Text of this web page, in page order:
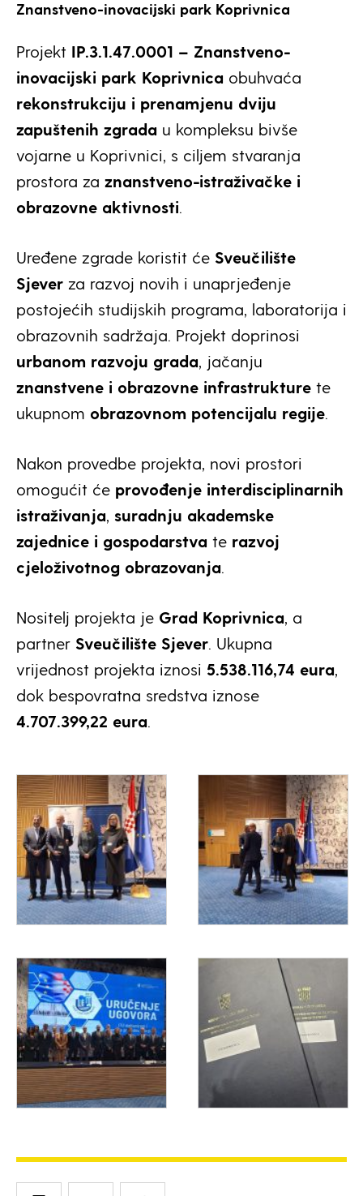
Znanstveno-inovacijski park Koprivnica
Projekt IP.3.1.47.0001 – Znanstveno-
inovacijski park Koprivnica obuhvaća
rekonstrukciju i prenamjenu dviju
zapuštenih zgrada u kompleksu bivše
vojarne u Koprivnici, s ciljem stvaranja
prostora za znanstveno-istraživačke i
obrazovne aktivnosti.
Uređene zgrade koristit će Sveučilište
Sjever za razvoj novih i unaprjeđenje
postojećih studijskih programa, laboratorija i
obrazovnih sadržaja. Projekt doprinosi
urbanom razvoju grada, jačanju
znanstvene i obrazovne infrastrukture te
ukupnom obrazovnom potencijalu regije.
Nakon provedbe projekta, novi prostori
omogućit će provođenje interdisciplinarnih
istraživanja, suradnju akademske
zajednice i gospodarstva te razvoj
cjeloživotnog obrazovanja.
Nositelj projekta je Grad Koprivnica, a
partner Sveučilište Sjever. Ukupna
vrijednost projekta iznosi 5.538.116,74 eura,
dok bespovratna sredstva iznose
4.707.399,22 eura.